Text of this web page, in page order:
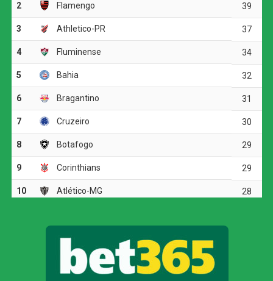
cobrança de escanteio de Marlon, Gustavo Martins se
antecipou na pequena área e cabeceou para o fundo das
redes, ampliando ainda mais a tranquilidade gremista.
Na segunda etapa, o Internacional buscou a reação e
conseguiu o empate aos 37 minutos, com Alan Patrick
convertendo uma cobrança de pênalti. O meio-campista
deslocou o goleiro Weverton e reacendeu a esperança da
torcida colorada, mas o gol não foi suficiente para mudar
o destino do título, e o Inter encerrou sua participação
como vice-campeão.
Próximos desafios:
Bragantino na próxima quinta-feira, 12 de março de 2026,
às 21h30, na Arena do Grêmio, em Porto Alegre, pela 5ª
rodada da competição.